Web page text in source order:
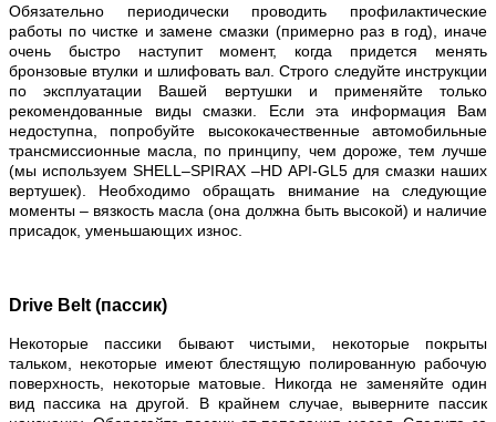
Обязательно периодически проводить профилактические
работы по чистке и замене смазки (примерно раз в год), иначе
очень быстро наступит момент, когда придется менять
бронзовые втулки и шлифовать вал. Строго следуйте инструкции
по эксплуатации Вашей вертушки и применяйте только
рекомендованные виды смазки. Если эта информация Вам
недоступна, попробуйте высококачественные автомобильные
трансмиссионные масла, по принципу, чем дороже, тем лучше
(мы используем SHELL–SPIRAX –HD API-GL5 для смазки наших
вертушек). Необходимо обращать внимание на следующие
моменты – вязкость масла (она должна быть высокой) и наличие
присадок, уменьшающих износ.
Drive Belt (пассик)
Некоторые пассики бывают чистыми, некоторые покрыты
тальком, некоторые имеют блестящую полированную рабочую
поверхность, некоторые матовые. Никогда не заменяйте один
вид пассика на другой. В крайнем случае, выверните пассик